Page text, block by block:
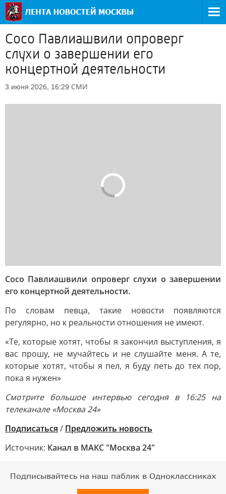
Сосо Павлиашвили опроверг
слухи о завершении его
концертной деятельности
3 июня 2026, 16:29 СМИ
Сосо Павлиашвили опроверг слухи о завершении
его концертной деятельности.
По словам певца, такие новости появляются
регулярно, но к реальности отношения не имеют.
«Те, которые хотят, чтобы я закончил выступления, я
вас прошу, не мучайтесь и не слушайте меня. А те,
которые хотят, чтобы я пел, я буду петь до тех пор,
пока я нужен»
Смотрите большое интервью сегодня в 16:25 на
телеканале «Москва 24»
Подписаться / Предложить новость
Источник: Канал в МАКС "Москва 24"
Подписывайтесь на наш паблик в Одноклассниках